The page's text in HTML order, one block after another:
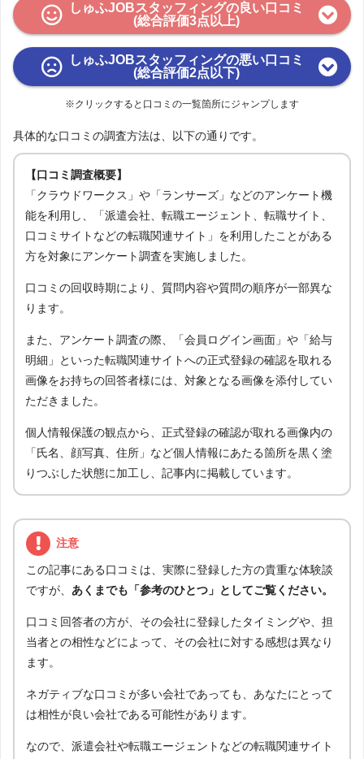
しゅふJOBスタッフィングの良い口コミ
(総合評価3点以上)
しゅふJOBスタッフィングの悪い口コミ
(総合評価2点以下)
※クリックすると口コミの一覧箇所にジャンプします
具体的な口コミの調査方法は、以下の通りです。
【口コミ調査概要】
「クラウドワークス」や「ランサーズ」などのアンケート機
能を利用し、「派遣会社、転職エージェント、転職サイト、
口コミサイトなどの転職関連サイト」を利用したことがある
方を対象にアンケート調査を実施しました。
口コミの回収時期により、質問内容や質問の順序が一部異な
ります。
また、アンケート調査の際、「会員ログイン画面」や「給与
明細」といった転職関連サイトへの正式登録の確認を取れる
画像をお持ちの回答者様には、対象となる画像を添付してい
ただきました。
個人情報保護の観点から、正式登録の確認が取れる画像内の
「氏名、顔写真、住所」など個人情報にあたる箇所を黒く塗
りつぶした状態に加工し、記事内に掲載しています。
注意
この記事にある口コミは、実際に登録した方の貴重な体験談
ですが、 あくまでも「参考のひとつ」としてご覧ください。
口コミ回答者の方が、その会社に登録したタイミングや、担
当者との相性などによって、その会社に対する感想は異なり
ます。
ネガティブな口コミが多い会社であっても、あなたにとって
は相性が良い会社である可能性があります。
なので、派遣会社や転職エージェントなどの転職関連サイト